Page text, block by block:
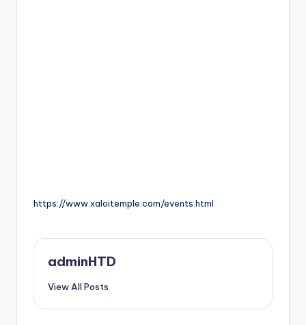
https://www.xaloitemple.com/events.html
adminHTD
View All Posts